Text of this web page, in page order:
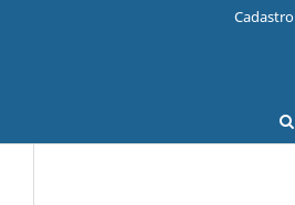
Cadastro